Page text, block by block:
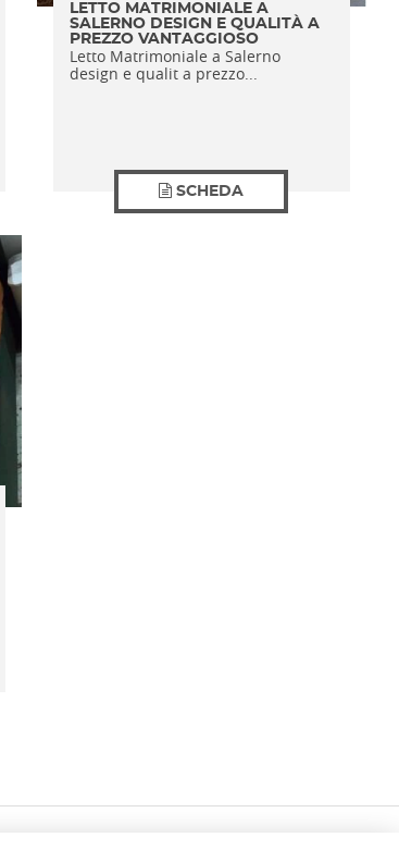
LETTO MATRIMONIALE A
SALERNO DESIGN E QUALITÀ A
PREZZO VANTAGGIOSO
Letto Matrimoniale a Salerno
design e qualit a prezzo...
SCHEDA